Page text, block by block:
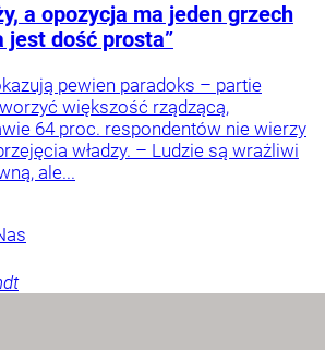
a opozycja ma jeden grzech
jest dość prosta”
pewien paradoks – partie
większość rządzącą,
64 proc. respondentów nie wierzy
władzy. – Ludzie są wrażliwi
ale...